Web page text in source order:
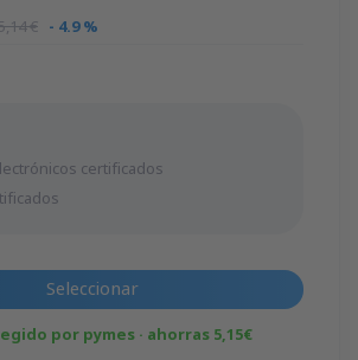
€ - 4.9 %
certificados
Seleccionar
por pymes · ahorras 5,15€